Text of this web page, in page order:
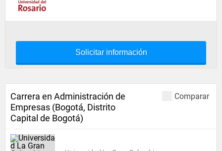
Solicitar información
Comparar
Carrera en Administración de
Empresas (Bogotá, Distrito
Capital de Bogotá)